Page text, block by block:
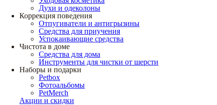
Духи и одеколоны
Коррекция поведения
Отпугиватели и антигрызины
Средства для приучения
Успокаивающие средства
Чистота в доме
Средства для дома
Инструменты для чистки от шерсти
Наборы и подарки
Petbox
Фотоальбомы
PetMerch
Акции и скидки